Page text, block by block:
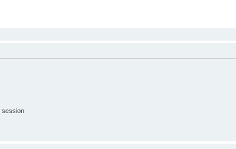
session